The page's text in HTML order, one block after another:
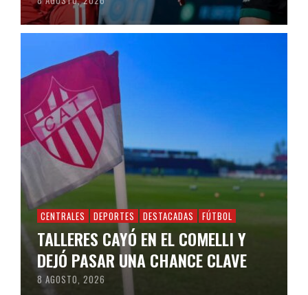
CENTRALES DEPORTES DESTACADAS FÚTBOL
TALLERES CAYÓ EN EL COMELLI Y
DEJÓ PASAR UNA CHANCE CLAVE
8 AGOSTO, 2026